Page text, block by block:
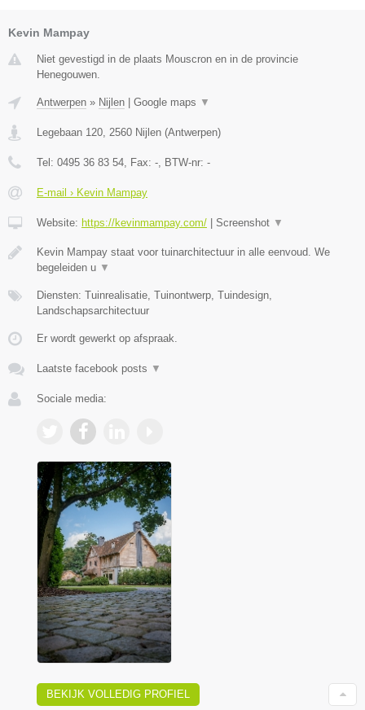
Kevin Mampay
Niet gevestigd in de plaats Mouscron en in de provincie
Henegouwen.
Antwerpen » Nijlen Google maps ▼
Legebaan 120 2560 Nijlen (Antwerpen)
Tel: 0495 36 83 54 , Fax: - , BTW-nr: -
E-mail › Kevin Mampay
Website: https://kevinmampay.com/ Screenshot ▼
Kevin Mampay staat voor tuinarchitectuur in alle eenvoud. We
begeleiden u ▼
Diensten: Tuinrealisatie, Tuinontwerp, Tuindesign,
Landschapsarchitectuur
Er wordt gewerkt op afspraak.
Laatste facebook posts ▼
Sociale media:
BEKIJK VOLLEDIG PROFIEL